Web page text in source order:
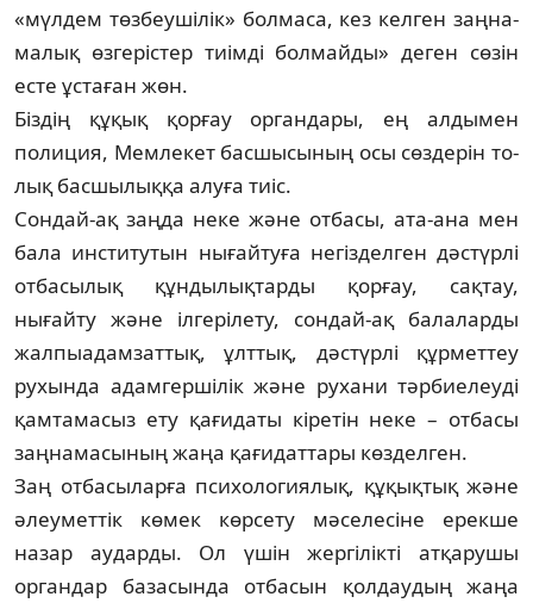
«мүл­дем төзбеу­ші­лік» бол­ма­са, кез келген заң­на­
малық өзгерістер тиім­ді бол­майды» деген сөзін
есте ұста­ған жөн.
Біздің құқық қорғау ор­ган­дары, ең ал­дымен
полиция, Мем­ле­кет басшысының осы сөздерін то­
лық басшылыққа алуға тиіс.
Сондай-ақ заңда неке және отбасы, ата-ана мен
бала инс­титутын нығай­туға негіз­делген дәстүрлі
отбасылық құн­ды­лықтарды қор­ғау, сақтау,
нығайту және іл­герілету, сон­дай-ақ балаларды
жалпыа­дам­заттық, ұлттық, дәс­түрлі құрметтеу
рухында адамгершілік жә­не рухани тәрбиелеуді
қам­тамасыз ету қа­ғи­даты кіретін неке – от­басы
заңнама­сы­ның жаңа қағидаттары көз­делген.
Заң отбасыларға психологиялық, құ­қықтық және
әлеуметтік көмек көрсету мәселесіне ерекше
назар аударды. Ол үшін жергілікті атқарушы
органдар базасында отбасын қолдаудың жаңа